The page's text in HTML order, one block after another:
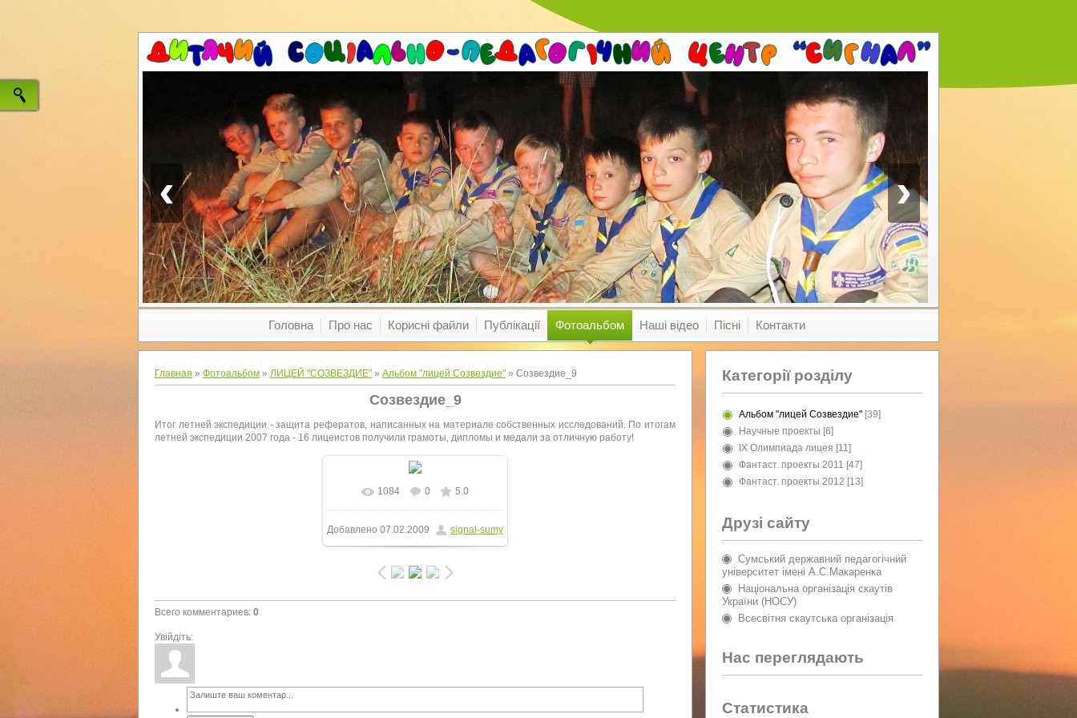
›
‹
Головна Про нас Корисні файли Публікації Фотоальбом Наші відео Пісні Контакти
Главная » Фотоальбом » ЛИЦЕЙ "СОЗВЕЗДИЕ" » Альбом "лицей Созвездие" » Созвездие_9
Созвездие_9
Итог летней экспедиции - защита рефератов, написанных на материале собственных исследований. По итогам
летней экспедиции 2007 года - 16 лицеистов получили грамоты, дипломы и медали за отличную работу!
1084 0 5.0
Добавлено 07.02.2009 signal-sumy
Всего комментариев: 0
Увійдіть:
Категорії розділу
Альбом "лицей Созвездие" [39]
Научные проекты [6]
IX Олимпиада лицея [11]
Фантаст. проекты 2011 [47]
Фантаст. проекты 2012 [13]
Друзі сайту
Сумський державний педагогічний
університет імені А.С.Макаренка
Національна організація скаутів
України (НОСУ)
Всесвітня скаутська організація
Нас переглядають
Статистика